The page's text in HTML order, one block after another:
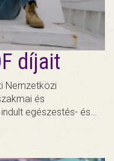
díjait
Nemzetközi
és
egészestés- és…